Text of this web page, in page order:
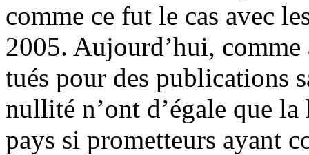
comme ce fut le cas avec
2005. Aujourd’hui,
tués pour des publications
nullité n’ont d’égale que la
pays si prometteurs ayant